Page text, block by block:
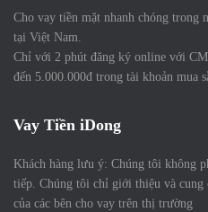
Cho vay tiền mặt nhanh chóng trong
tại Việt Nam.
Chỉ với 2 phút đăng ký online với
đến 5.000.000đ trong tài khoản mua
Vay Tiền iDong
Khách hàng lưu ý: Chúng tôi không
tiếp. Chúng tôi chỉ giới thiệu và cung
của các bên cho vay trên thị trường